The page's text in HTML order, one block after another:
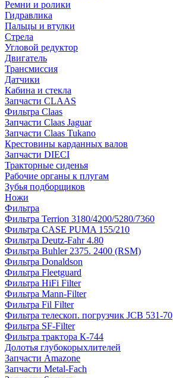
Ремни и ролики
Гидравлика
Пальцы и втулки
Стрела
Угловой редуктор
Двигатель
Трансмиссия
Датчики
Кабина и стекла
Запчасти CLAAS
Фильтра Claas
Запчасти Claas Jaguar
Запчасти Claas Tukano
Крестовины карданных валов
Запчасти DIECI
Тракторные сиденья
Рабочие органы к плугам
Зубья подборщиков
Ножи
Фильтра
Фильтра Terrion 3180/4200/5280/7360
Фильтра CASE PUMA 155/210
Фильтра Deutz-Fahr 4.80
Фильтра Buhler 2375. 2400 (RSM)
Фильтра Donaldson
Фильтра Fleetguard
Фильтра HiFi Filter
Фильтра Mann-Filter
Фильтра Fil Filter
Фильтра телескоп. погрузчик JCB 531-70
Фильтра SF-Filter
Фильтра трактора К-744
Долотья глубокорыхлителей
Запчасти Amazone
Запчасти Metal-Fach